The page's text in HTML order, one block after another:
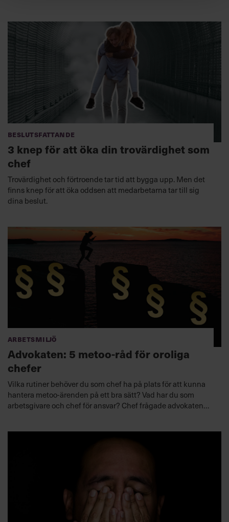
Beslutsfattande
3 knep för att öka din trovärdighet som
chef
Trovärdighet och förtroende tar tid att bygga upp. Men det
finns knep för att öka oddsen att medarbetarna tar till sig
dina beslut.
Arbetsmiljö
Advokaten: 5 metoo-råd för oroliga
chefer
Vilka rutiner behöver du som chef ha på plats för att kunna
hantera metoo-ärenden på ett bra sätt? Vad har du som
arbetsgivare och chef för ansvar? Chef frågade advokaten